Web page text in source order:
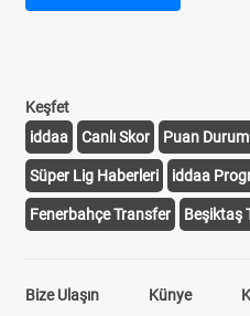
TJK AGF ve AGF Tablosu
TJK AGF, yani "Altılı
oranları grafiksel ve liste
AGF tablosuile hangi
TJK muhtemeller,
Keşfet
iddaa
Canlı Skor Puan
Süper Lig Haberleri iddaa
Fenerbahçe Transfer Beşiktaş
Bize Ulaşın Künye